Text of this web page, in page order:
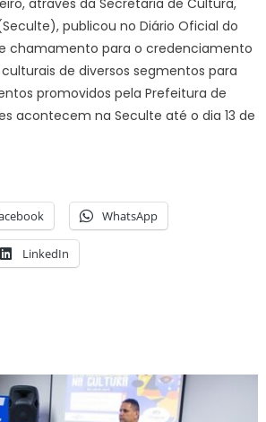
através da Secretaria de Cultura,
publicou no Diário Oficial do
chamamento para o credenciamento
de diversos segmentos para
promovidos pela Prefeitura de
acontecem na Seculte até o dia 13 de
WhatsApp
LinkedIn